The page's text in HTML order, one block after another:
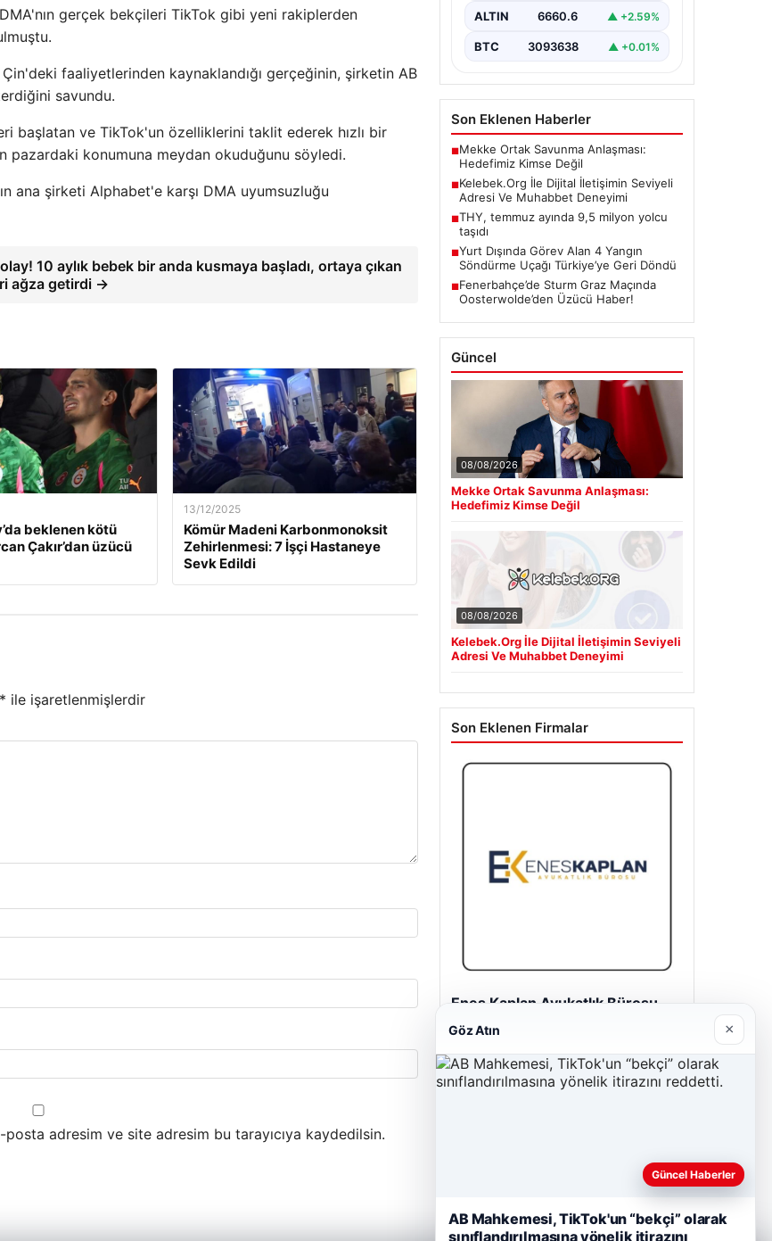
gerçek bekçileri TikTok gibi yeni rakiplerden
faaliyetlerinden kaynaklandığı gerçeğinin, şirketin AB
savundu.
başlatan ve TikTok'un özelliklerini taklit ederek hızlı bir
konumuna meydan okuduğunu söyledi.
ana şirketi Alphabet'e karşı DMA uyumsuzluğu
10 aylık bebek bir anda kusmaya başladı, ortaya çıkan
ağza getirdi →
beklenen kötü
Çakır’dan üzücü
13/12/2025
Kömür Madeni Karbonmonoksit
Zehirlenmesi: 7 İşçi Hastaneye
Sevk Edildi
* ile işaretlenmişlerdir
posta adresim ve site adresim bu tarayıcıya kaydedilsin.
ALTIN 6660.6 ▲ +2.59%
BTC 3093638 ▲ +0.01%
Son Eklenen Haberler
■Mekke Ortak Savunma Anlaşması:
Hedefimiz Kimse Değil
■Kelebek.Org İle Dijital İletişimin Seviyeli
Adresi Ve Muhabbet Deneyimi
■THY, temmuz ayında 9,5 milyon yolcu
taşıdı
■Yurt Dışında Görev Alan 4 Yangın
Söndürme Uçağı Türkiye’ye Geri Döndü
■Fenerbahçe’de Sturm Graz Maçında
Oosterwolde’den Üzücü Haber!
Güncel
08/08/2026
Mekke Ortak Savunma Anlaşması:
Hedefimiz Kimse Değil
08/08/2026
Kelebek.Org İle Dijital İletişimin Seviyeli
Adresi Ve Muhabbet Deneyimi
Son Eklenen Firmalar
Enes Kaplan Avukatlık Bürosu
28/04/2026
Göz Atın ×
Güncel Haberler
AB Mahkemesi, TikTok'un “bekçi” olarak
sınıflandırılmasına yönelik itirazını